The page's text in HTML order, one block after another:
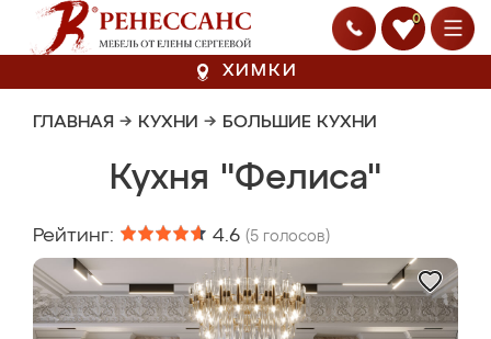
0
ХИМКИ
ГЛАВНАЯ → КУХНИ → БОЛЬШИЕ КУХНИ
Кухня "Фелиса"
Рейтинг: 4.6 (5 голосов)